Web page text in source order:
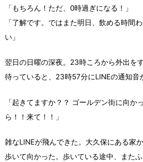
「もちろん！ただ、0時過ぎになる！」
「了解です。ではまた明日、飲める時間
い」
翌日の日曜の深夜。23時ころから外出を
待っていると、23時57分にLINEの通知音
「起きてますか？？ ゴールデン街に向か
ら！！来て！！」
雑なLINEが飛んできた。大久保にある家
歩いて向かった。歩いている途中、また